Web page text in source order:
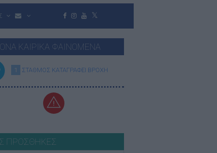
ΚΑΙΡΙΚΑ ΦΑΙΝΟΜΕΝΑ
1 ΣΤΑΘΜΟΣ ΚΑΤΑΓΡΑΦΕΙ ΒΡΟΧΗ
ΠΡΟΣΘΗΚΕΣ